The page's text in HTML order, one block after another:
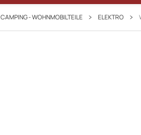
CAMPING - WOHNMOBILTEILE ELEKTRO